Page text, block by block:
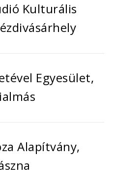
Kulturális
Egyesület,
Alapítvány,